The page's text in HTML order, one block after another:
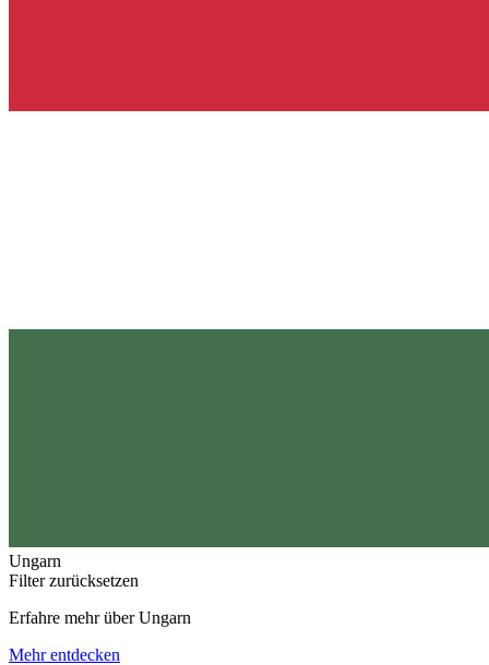
Ungarn
Filter zurücksetzen
Erfahre mehr über Ungarn
Mehr entdecken